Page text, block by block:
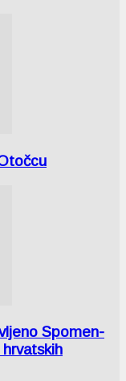
Spomen-